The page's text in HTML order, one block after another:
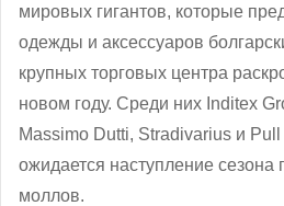
мировых гигантов, которые
одежды и аксессуаров
крупных торговых центра
новом году. Среди них Inditex
Massimo Dutti, Stradivarius и
ожидается наступление сезона
моллов.